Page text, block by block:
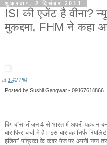
शुक्रवार, 2 दिसंबर 2011
ISI की एजेंट है वीना?
मुकद्दमा, FHM ने कहा
at 1:42 PM
Posted by Sushil Gangwar - 09167618866
बिग बॉस सीजन-4 से भारत में अपनी पहचान
बार फिर चर्चा में हैं। इस बार वह सिर्फ
इंडिया’ पत्रिका के कवर पेज पर अपनी नग्न